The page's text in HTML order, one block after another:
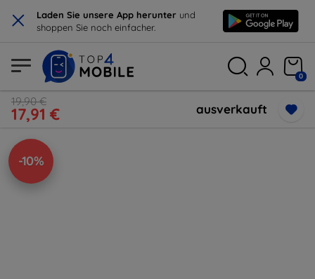
× Laden Sie unsere App herunter und
shoppen Sie noch einfacher.
0
19,90 €
17,91 € ausverkauft
-10%